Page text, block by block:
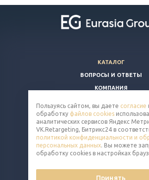
КАТАЛОГ
ВОПРОСЫ И ОТВЕТЫ
КОМПАНИЯ
8 (800) 350-86-91
Пользуясь сайтом, вы даете согласие
обработку файлов cookies
аналитических сервисов Яндекс
VK.Retargeting, Битрикс24 в
политикой конфиденциальности и
персональных данных. Вы можете
обработку cookies в настройках
Принять